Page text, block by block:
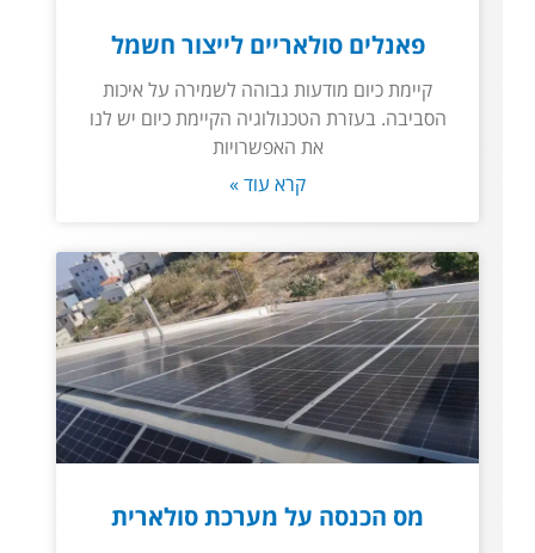
פאנלים סולאריים לייצור חשמל
קיימת כיום מודעות גבוהה לשמירה על איכות
הסביבה. בעזרת הטכנולוגיה הקיימת כיום יש לנו
את האפשרויות
קרא עוד »
מס הכנסה על מערכת סולארית